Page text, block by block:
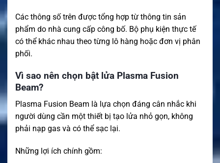
Các thông số trên được tổng hợp từ thông tin sản
phẩm do nhà cung cấp công bố. Bộ phụ kiện thực tế
có thể khác nhau theo từng lô hàng hoặc đơn vị phân
phối.
Vì sao nên chọn bật lửa Plasma Fusion
Beam?
Plasma Fusion Beam là lựa chọn đáng cân nhắc khi
người dùng cần một thiết bị tạo lửa nhỏ gọn, không
phải nạp gas và có thể sạc lại.
Những lợi ích chính gồm: